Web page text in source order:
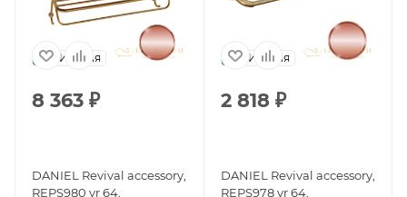
Италия
8 363 ₽
DANIEL Revival accessory,
REPS980 vr 64,
Италия
2 818 ₽
DANIEL Revival accessory,
REPS978 vr 64,